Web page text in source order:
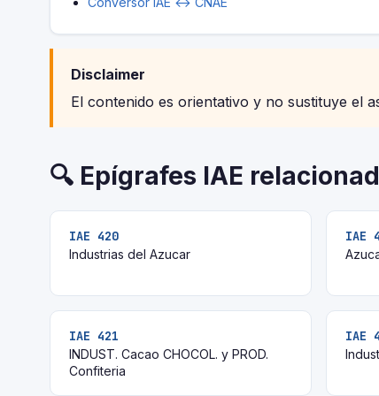
Disclaimer
El contenido es orientativo y no sustituye el
🔍 Epígrafes IAE
IAE 420
Industrias del Azucar
IAE
IAE 421
INDUST. Cacao CHOCOL. y PROD.
Confiteria
IAE